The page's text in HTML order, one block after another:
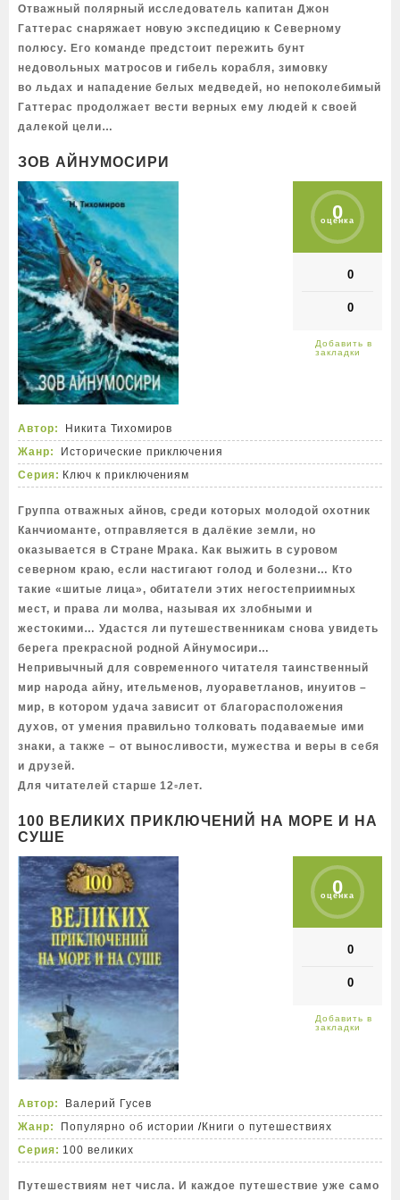
Отважный полярный исследователь капитан Джон
Гаттерас снаряжает новую экспедицию к Северному
полюсу. Его команде предстоит пережить бунт
недовольных матросов и гибель корабля, зимовку
во льдах и нападение белых медведей, но непоколебимый
Гаттерас продолжает вести верных ему людей к своей
далекой цели…
ЗОВ АЙНУМОСИРИ
0
оценка
0
0
Автор:
Никита Тихомиров
Жанр:
Исторические приключения
Серия: Ключ к приключениям
Группа отважных айнов, среди которых молодой охотник
Канчиоманте, отправляется в далёкие земли, но
оказывается в Стране Мрака. Как выжить в суровом
северном краю, если настигают голод и болезни… Кто
такие «шитые лица», обитатели этих негостеприимных
мест, и права ли молва, называя их злобными и
жестокими… Удастся ли путешественникам снова увидеть
берега прекрасной родной Айнумосири…
Непривычный для современного читателя таинственный
мир народа айну, ительменов, луораветланов, инуитов –
мир, в котором удача зависит от благорасположения
духов, от умения правильно толковать подаваемые ими
знаки, а также – от выносливости, мужества и веры в себя
и друзей.
Для читателей старше 12▫лет.
100 ВЕЛИКИХ ПРИКЛЮЧЕНИЙ НА МОРЕ И НА
СУШЕ
0
оценка
0
0
Автор:
Валерий Гусев
Жанр:
Популярно об истории /Книги о путешествиях
Серия: 100 великих
Путешествиям нет числа. И каждое путешествие уже само